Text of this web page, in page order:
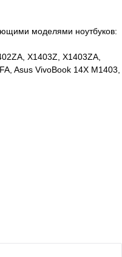
моделями ноутбуков:
X1403Z, X1403ZA,
Asus VivoBook 14X M1403,